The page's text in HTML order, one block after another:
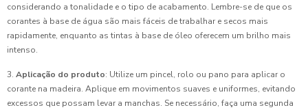
considerando a tonalidade e o tipo de acabamento. Lembre-se de que os
corantes à base de água são mais fáceis de trabalhar e secos mais
rapidamente, enquanto as tintas à base de óleo oferecem um brilho mais
intenso.
3. Aplicação do produto: Utilize um pincel, rolo ou pano para aplicar o
corante na madeira. Aplique em movimentos suaves e uniformes, evitando
excessos que possam levar a manchas. Se necessário, faça uma segunda